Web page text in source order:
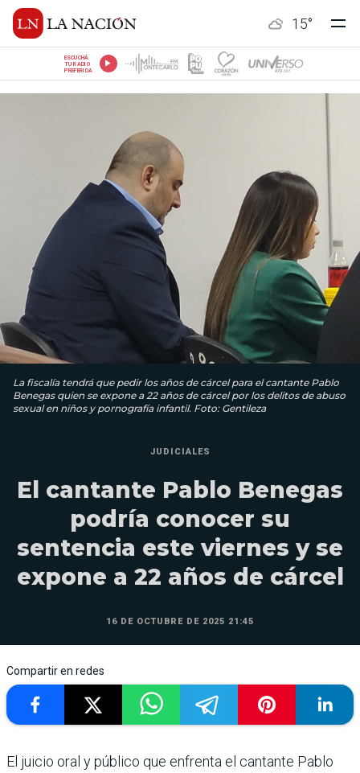
15°
ESCUCHÁ
TU RADIO
PREFERIDA
La fiscalía tendrá que pedir los años de cárcel para el cantante Pablo
Benegas quien se expone a 22 años de cárcel por los delitos de abuso
sexual en niños y pornografía infantil. Foto: Gentileza
JUDICIALES
El cantante Pablo Benegas
podría conocer su
sentencia este viernes y se
expone a 22 años de cárcel
16 DE OCTUBRE DE 2025 21:45
Compartir en redes
El juicio oral y público que enfrenta el cantante Pablo